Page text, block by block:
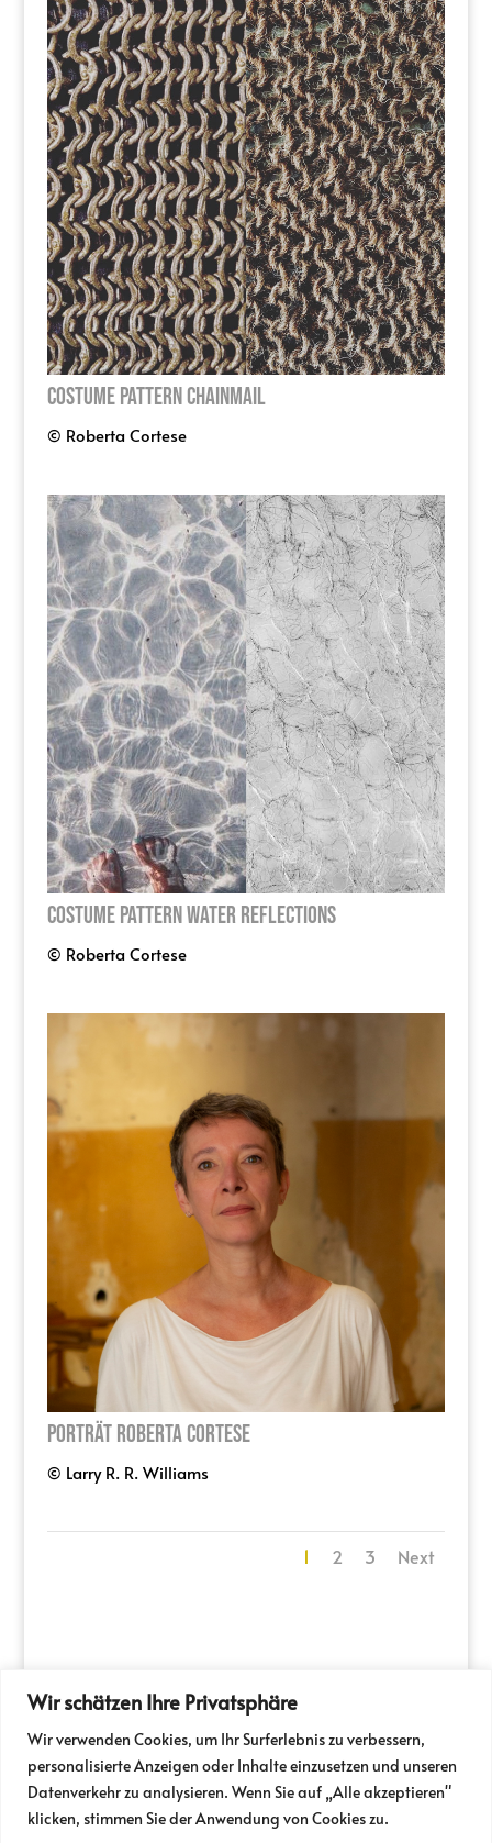
Wir schätzen Ihre Privatsphäre
Wir verwenden Cookies, um Ihr Surferlebnis zu verbessern,
personalisierte Anzeigen oder Inhalte einzusetzen und unseren
Datenverkehr zu analysieren. Wenn Sie auf „Alle akzeptieren"
klicken, stimmen Sie der Anwendung von Cookies zu.
Costume Pattern Chainmail
© Roberta Cortese
Costume Pattern Water Reflections
© Roberta Cortese
Porträt Roberta Cortese
© Larry R. R. Williams
1 2 3 Next
PRESSE
PARTNER
NEWSLETTER / FOLDER
TICKETSHOP
IM SPITZER
MILIEUKINO
JOBS
VERMIETUNG
IMPRESSUM